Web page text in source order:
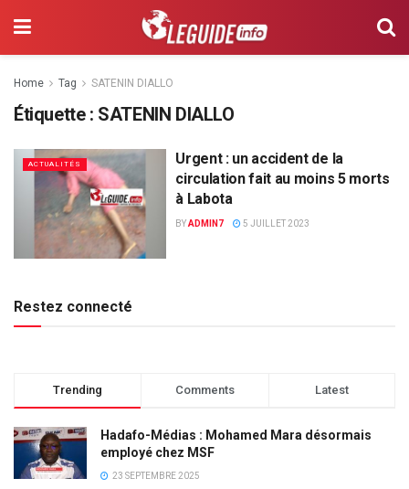
Home Tag SATENIN DIALLO
Étiquette : SATENIN DIALLO
ACTUALITÉS
Urgent : un accident de la
circulation fait au moins 5 morts
à Labota
BYADMIN7 5 JUILLET 2023
Restez connecté
Trending Comments Latest
Hadafo-Médias : Mohamed Mara désormais
employé chez MSF
23 SEPTEMBRE 2025